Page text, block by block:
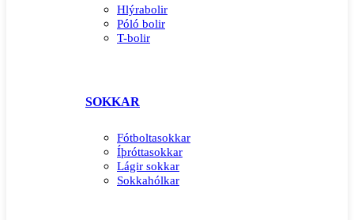
Hlýrabolir
Póló bolir
T-bolir
SOKKAR
Fótboltasokkar
Íþróttasokkar
Lágir sokkar
Sokkahólkar